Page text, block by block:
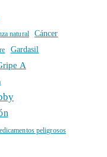
natural Cáncer
Gardasil
A
peligrosos